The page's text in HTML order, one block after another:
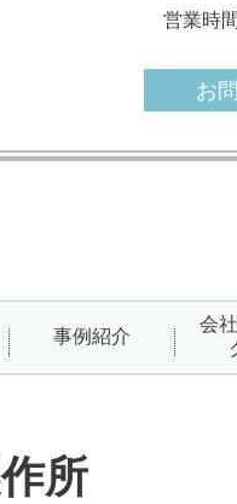
営業時
お
事例紹介
会
所